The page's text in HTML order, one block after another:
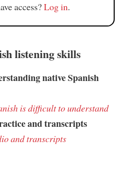
access?Log in.
listening skills
native Spanish
is difficult to understand
and transcripts
and transcripts